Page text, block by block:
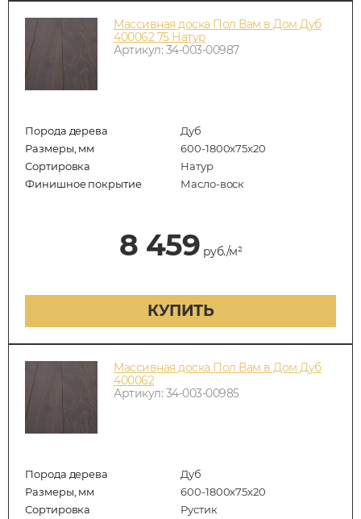
Массивная доска Пол Вам в Дом Дуб
400062 75 Натур
Артикул: 34-003-00987
Порода дерева
Дуб
Размеры, мм
600-1800x75x20
Сортировка
Натур
Финишное покрытие
Масло-воск
8 459 руб./м²
КУПИТЬ
Массивная доска Пол Вам в Дом Дуб
400062
Артикул: 34-003-00985
Порода дерева
Дуб
Размеры, мм
600-1800x75x20
Сортировка
Рустик